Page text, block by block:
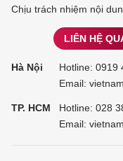
Chịu trách nhiệm nội
LIÊN HỆ
Hà Nội Hotline: 0919
Email:
TP. HCM Hotline: 028
Email: